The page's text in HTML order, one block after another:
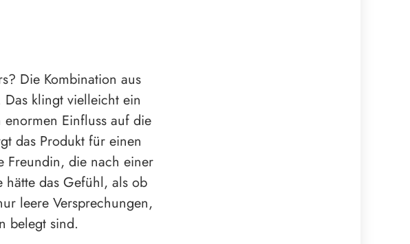
Die Kombination aus
klingt vielleicht ein
Einfluss auf die
das Produkt für einen
Freundin, die nach einer
hätte das Gefühl, als ob
leere Versprechungen,
belegt sind.